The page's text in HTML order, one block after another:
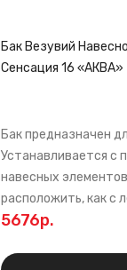
Бак Везувий
Сенсация 16 «АКВА»
Бак предназначен
Устанавливается с
навесных
расположить, как с
5676р.